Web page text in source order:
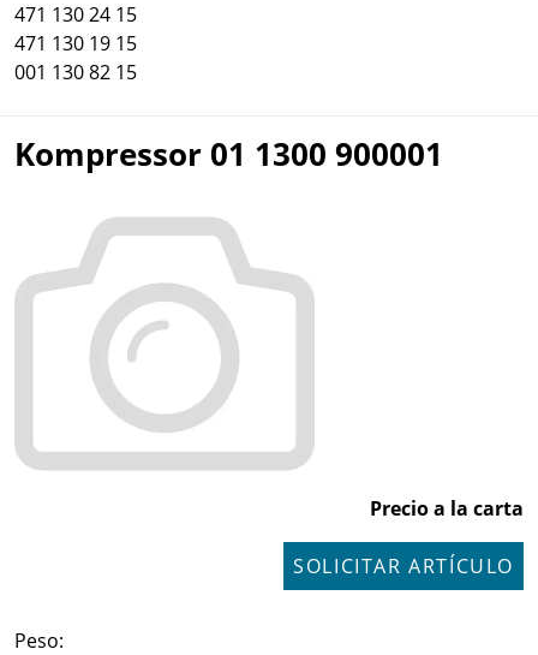
471 130 24 15
471 130 19 15
001 130 82 15
Kompressor 01 1300 900001
Precio a la carta
SOLICITAR ARTÍCULO
Peso: